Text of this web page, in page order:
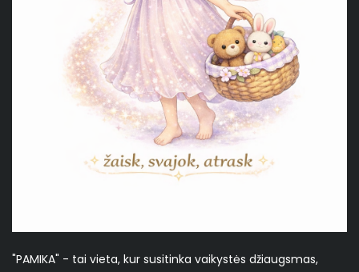
"PAMIKA" - tai vieta, kur susitinka vaikystės džiaugsmas,